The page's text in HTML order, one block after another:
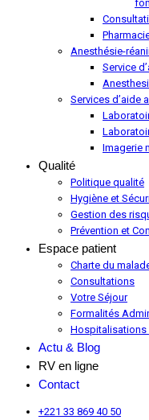
Anesthésie-
Service
Services d’aide
Imagerie
Qualité
Politique qualité
Hygiène et
Gestion des
Prévention et
Espace patient
Charte du
Consultations
Votre Séjour
Formalités
Hospitalisations
Actu & Blog
RV en ligne
Contact
+221 33 869 40 50